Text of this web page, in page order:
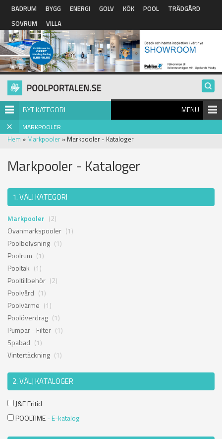
Hoppa till huvudinnehåll
BADRUM BYGG ENERGI GOLV KÖK POOL
TRÄDGÅRD
SOVRUM
VILLA
BYT KATEGORI MENU
MARKPOOLER
Hem » Markpooler » Markpooler - Kataloger
Markpooler - Kataloger
1. VÄLJ KATEGORI
Markpooler (2)
Ovanmarkspooler (1)
Poolbelysning (1)
Poolrum (1)
Pooltak (1)
Pooltillbehör (2)
Poolvård (1)
Poolvärme (1)
Poolöverdrag (1)
Pumpar - Filter (1)
Spabad (1)
Vintertäckning (1)
2. VÄLJ KATALOGER
J&F Fritid
POOLTIME- E-katalog